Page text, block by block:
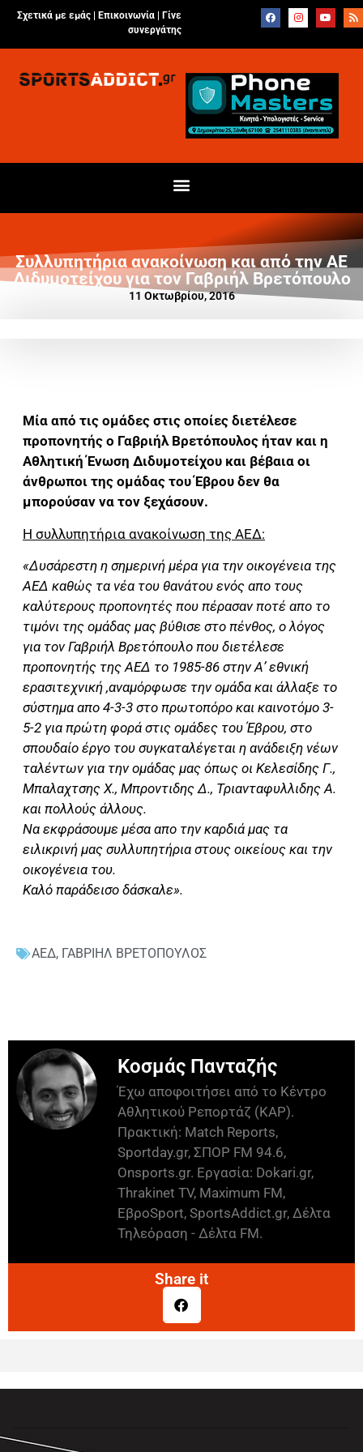
Σχετικά με εμάς | Επικοινωνία
Γίνε
συνεργάτης
Συλλυπητήρια ανακοίνωση και από την ΑΕ
Διδυμοτείχου για τον Γαβριήλ Βρετόπουλο
11 Οκτωβρίου, 2016
Μία από τις ομάδες στις οποίες διετέλεσε
προπονητής ο Γαβριήλ Βρετόπουλος ήταν και η
Αθλητική Ένωση Διδυμοτείχου και βέβαια οι
άνθρωποι της ομάδας του Έβρου δεν θα
μπορούσαν να τον ξεχάσουν.
Η συλλυπητήρια ανακοίνωση της ΑΕΔ:
«Δυσάρεστη η σημερινή μέρα για την οικογένεια της
ΑΕΔ καθώς τα νέα του θανάτου ενός απο τους
καλύτερους προπονητές που πέρασαν ποτέ απο το
τιμόνι της ομάδας μας βύθισε στο πένθος, ο λόγος
για τον Γαβριήλ Βρετόπουλο που διετέλεσε
προπονητής της ΑΕΔ το 1985-86 στην Α’ εθνική
ερασιτεχνική ,αναμόρφωσε την ομάδα και άλλαξε το
σύστημα απο 4-3-3 στο πρωτοπόρο και καινοτόμο 3-
5-2 για πρώτη φορά στις ομάδες του Έβρου, στο
σπουδαίο έργο του συγκαταλέγεται η ανάδειξη νέων
ταλέντων για την ομάδας μας όπως οι Κελεσίδης Γ.,
Μπαλαχτσης Χ., Μπροντιδης Δ., Τριανταφυλλιδης Α.
και πολλούς άλλους.
Να εκφράσουμε μέσα απο την καρδιά μας τα
ειλικρινή μας συλλυπητήρια στους οικείους και την
οικογένεια του.
Καλό παράδεισο δάσκαλε».
ΑΕΔ, ΓΑΒΡΙΗΛ ΒΡΕΤΟΠΟΥΛΟΣ
Κοσμάς Πανταζής
Έχω αποφοιτήσει από το Κέντρο
Αθλητικού Ρεπορτάζ (ΚΑΡ).
Πρακτική: Match Reports,
Sportday.gr, ΣΠΟΡ FM 94.6,
Onsports.gr. Εργασία: Dokari.gr,
Thrakinet TV, Maximum FM,
ΕβροSport, SportsAddict.gr, Δέλτα
Τηλεόραση - Δέλτα FM.
Share it